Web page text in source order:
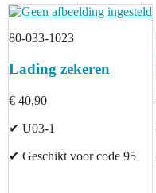
80-033-1023
Lading zekeren
€ 40,90
✔ U03-1
✔ Geschikt voor code 95